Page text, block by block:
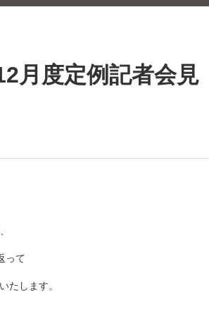
月度定例記者会見
って
たします。